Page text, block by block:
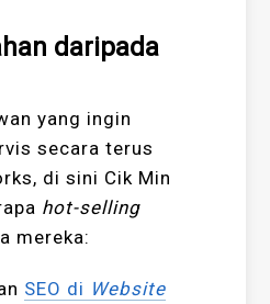
daripada
yang ingin
secara terus
di sini Cik Min
hot-selling
mereka:
SEO di Website